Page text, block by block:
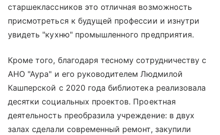
старшеклассников это отличная возможность
присмотреться к будущей профессии и изнутри
увидеть "кухню" промышленного предприятия.
Кроме того, благодаря тесному сотрудничеству с
АНО "Аура" и его руководителем Людмилой
Кашперской с 2020 года библиотека реализовала
десятки социальных проектов. Проектная
деятельность преобразила учреждение: в двух
залах сделали современный ремонт, закупили